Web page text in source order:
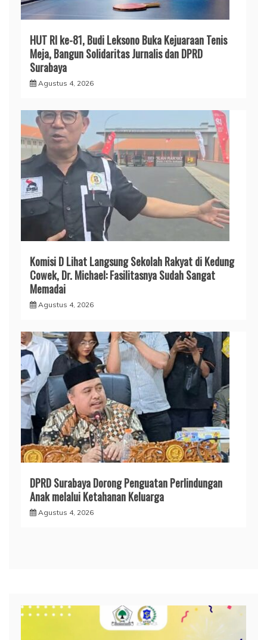
HUT RI ke-81, Budi Leksono Buka Kejuaraan Tenis
Meja, Bangun Solidaritas Jurnalis dan DPRD
Surabaya
Agustus 4, 2026
Komisi D Lihat Langsung Sekolah Rakyat di Kedung
Cowek, Dr. Michael: Fasilitasnya Sudah Sangat
Memadai
Agustus 4, 2026
DPRD Surabaya Dorong Penguatan Perlindungan
Anak melalui Ketahanan Keluarga
Agustus 4, 2026